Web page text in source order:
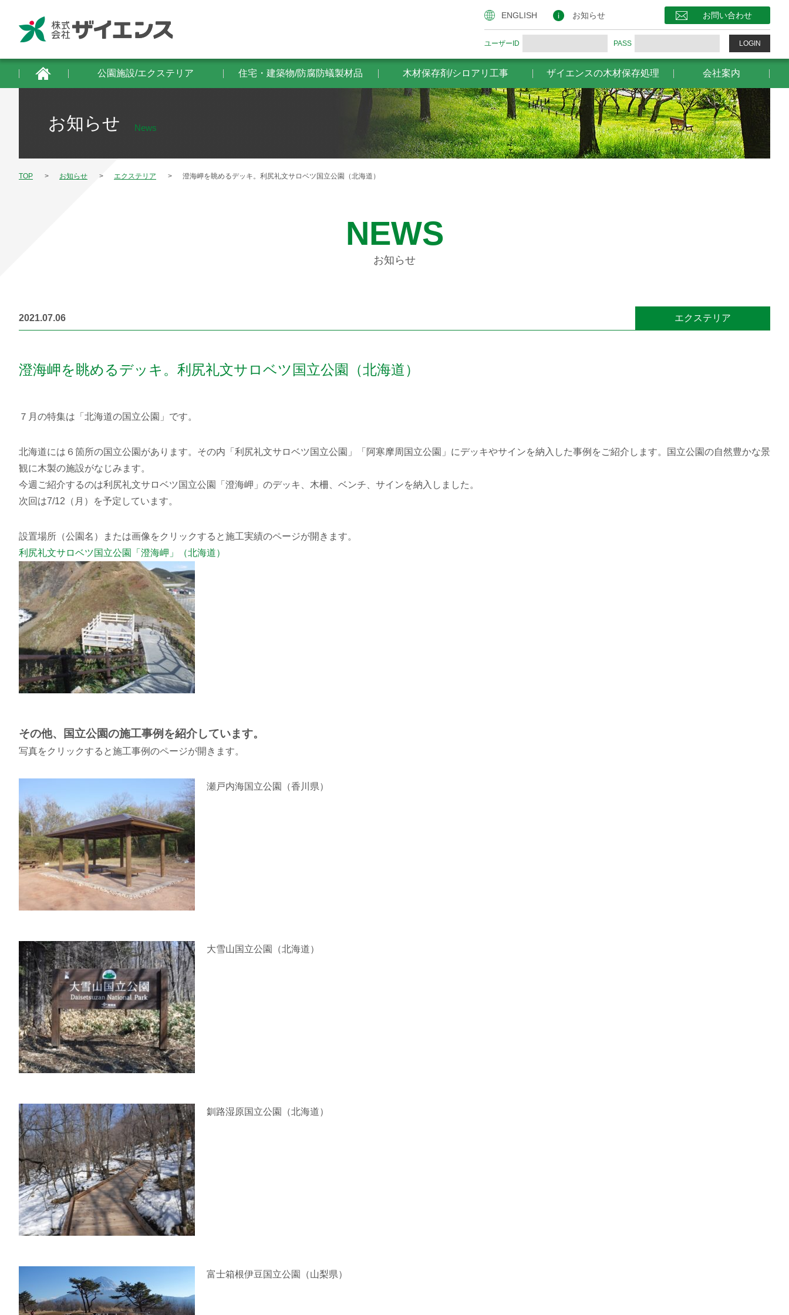
ENGLISH お知らせ お問い合わせ
ユーザーID PASS LOGIN
公園施設/エクステリア 住宅・建築物/防腐防蟻製材品 木材保存剤/シロアリ工事 ザイエンスの木材保存処理 会社案内
お知らせ News
TOP お知らせ エクステリア 澄海岬を眺めるデッキ。利尻礼文サロベツ国立公園（北海道）
NEWS
お知らせ
2021.07.06 エクステリア
澄海岬を眺めるデッキ。利尻礼文サロベツ国立公園（北海道）
７月の特集は「北海道の国立公園」です。
北海道には６箇所の国立公園があります。その内「利尻礼文サロベツ国立公園」「阿寒摩周国立公園」にデッキやサインを納入した事例をご紹介します。国立公園の自然豊かな景
観に木製の施設がなじみます。
今週ご紹介するのは利尻礼文サロベツ国立公園「澄海岬」のデッキ、木柵、ベンチ、サインを納入しました。
次回は7/12 （月）を予定しています。
設置場所（公園名）または画像をクリックすると施工実績のページが開きます。
利尻礼文サロベツ国立公園「澄海岬」（北海道）
その他、国立公園の施工事例を紹介しています。
写真をクリックすると施工事例のページが開きます。
瀬戸内海国立公園（香川県）
大雪山国立公園（北海道）
釧路湿原国立公園（北海道）
富士箱根伊豆国立公園（山梨県）
ザイエンスの木材保存処理 会社案内 お問い合わせ